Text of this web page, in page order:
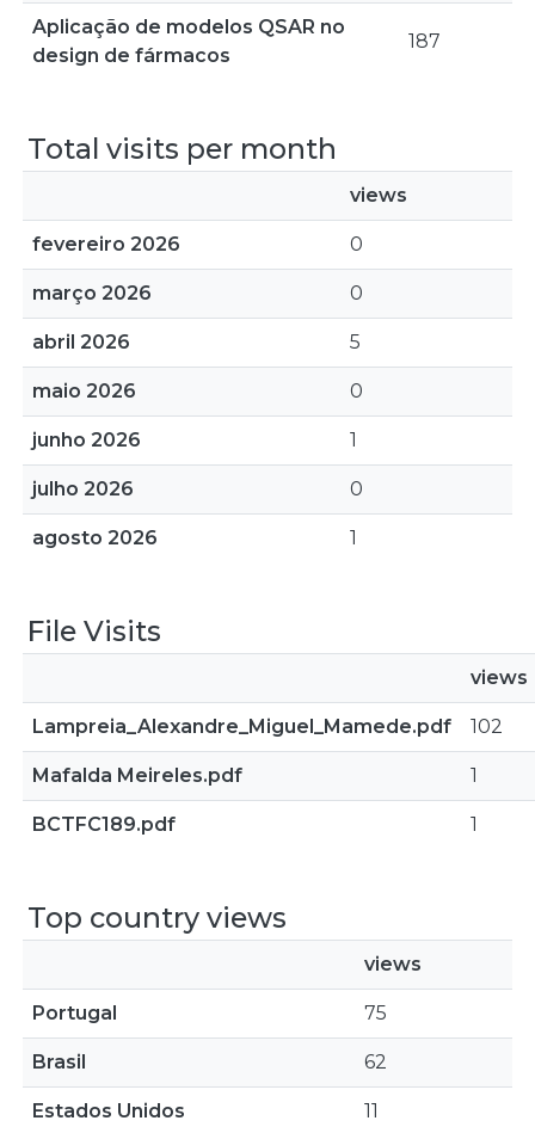
Aplicação de modelos QSAR no
design de fármacos
187
Total visits per month
views
fevereiro 2026 0
março 2026 0
abril 2026 5
maio 2026 0
junho 2026 1
julho 2026 0
agosto 2026 1
File Visits
views
Lampreia_Alexandre_Miguel_Mamede.pdf 102
Mafalda Meireles.pdf 1
BCTFC189.pdf 1
Top country views
views
Portugal 75
Brasil 62
Estados Unidos 11